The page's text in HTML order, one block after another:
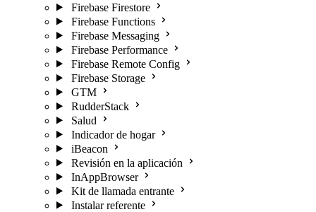
Firebase Firestore
Firebase Functions
Firebase Messaging
Firebase Performance
Firebase Remote Config
Firebase Storage
GTM
RudderStack
Salud
Indicador de hogar
iBeacon
Revisión en la aplicación
InAppBrowser
Kit de llamada entrante
Instalar referente